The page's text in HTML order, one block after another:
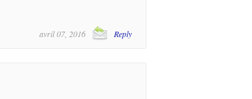
avril 07, 2016 Reply